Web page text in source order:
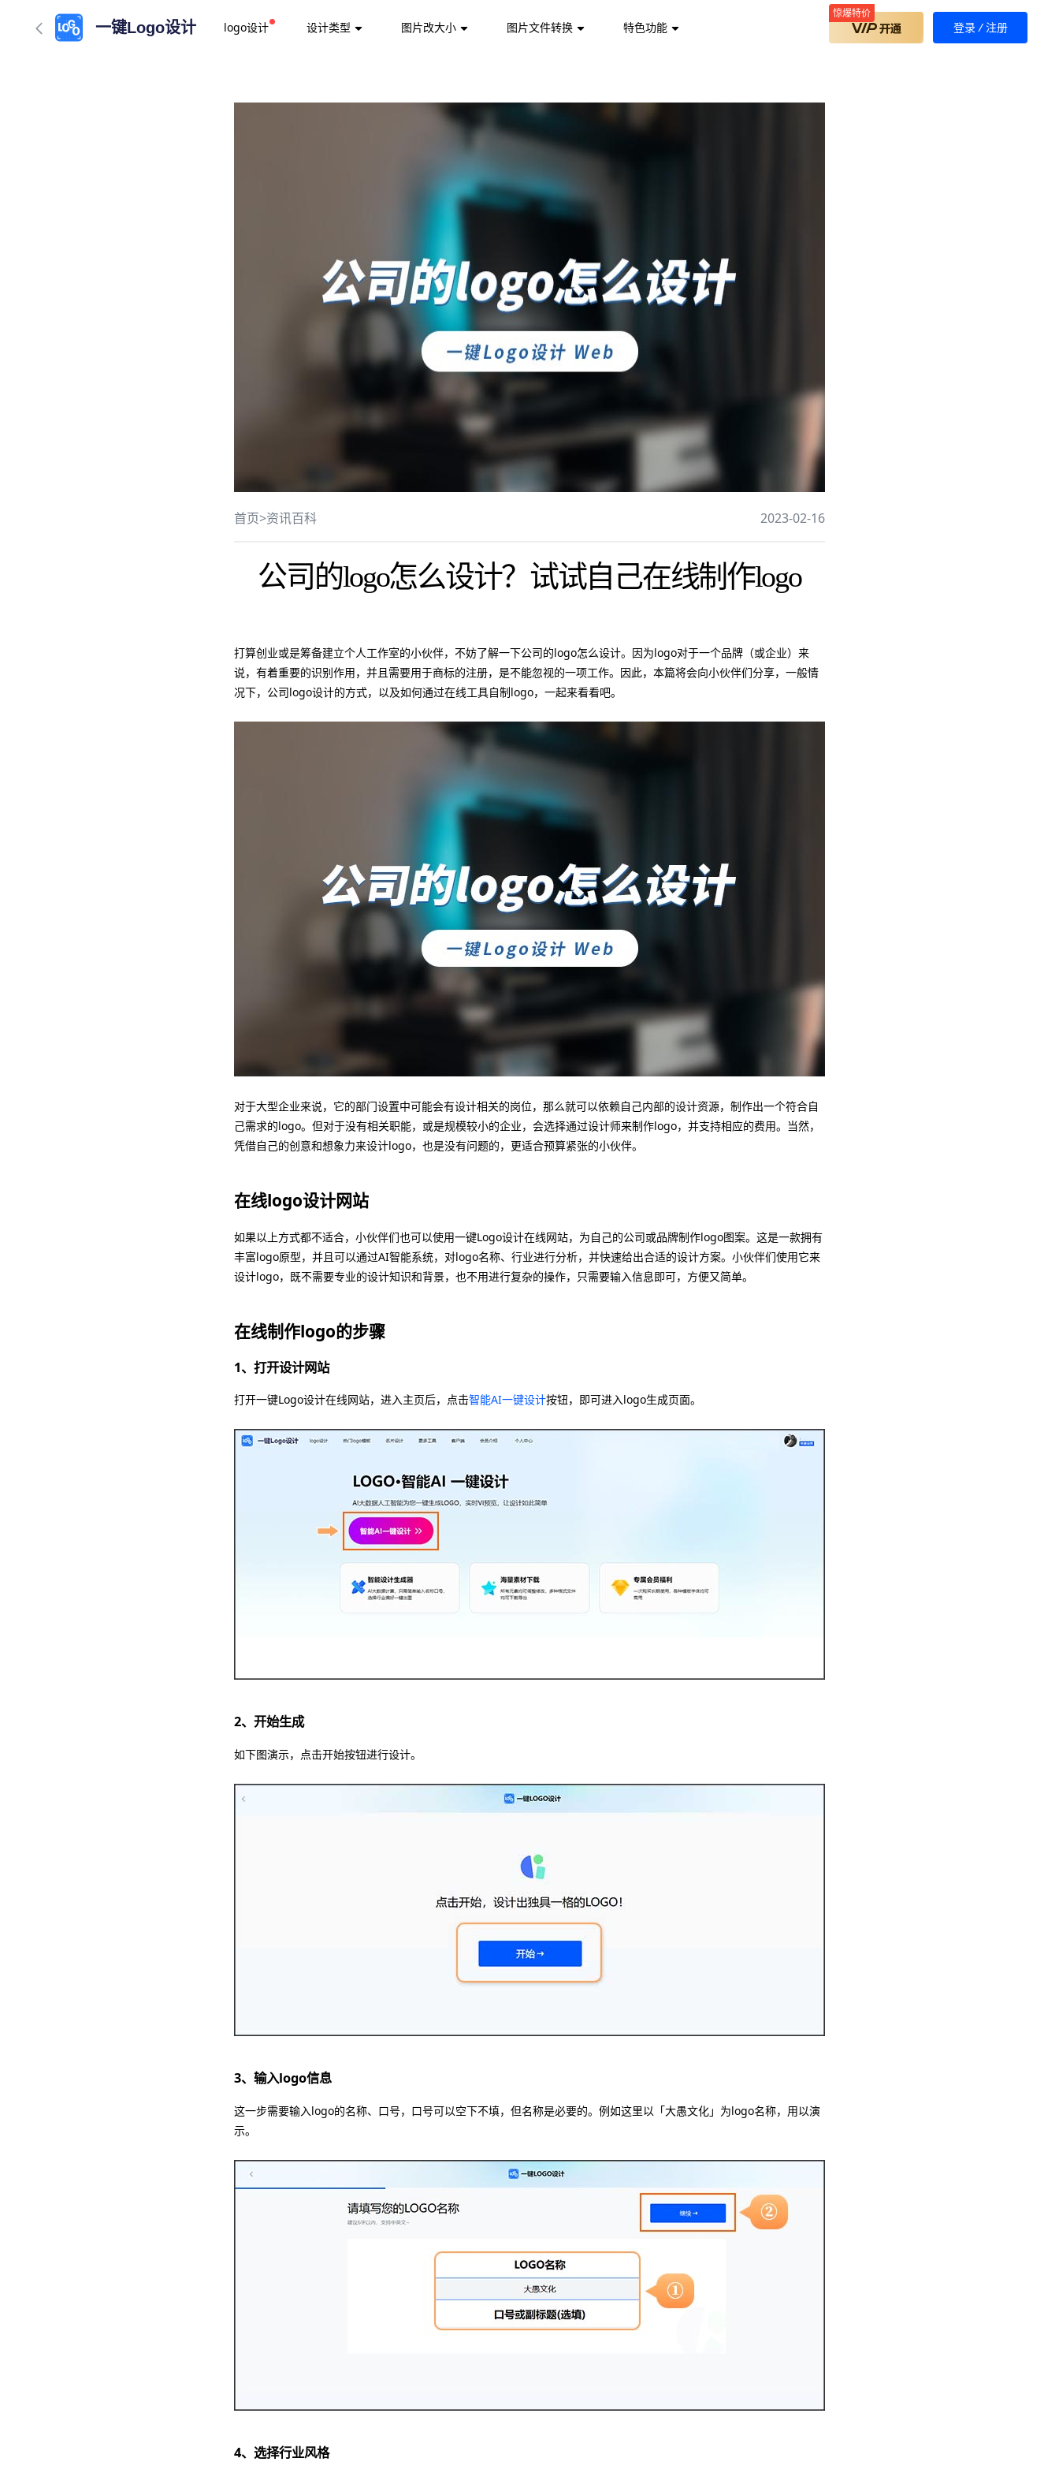
一键Logo设计 logo设计 设计类型 图片改大小 图片文件转换 特色功能
惊爆特价
登录 / 注册
首页>资讯百科 2023-02-16
公司的logo怎么设计？试试自己在线制作logo
打算创业或是筹备建立个人工作室的小伙伴，不妨了解一下公司的logo怎么设计。因为logo对于一个品牌（或企业）来
说，有着重要的识别作用，并且需要用于商标的注册，是不能忽视的一项工作。因此，本篇将会向小伙伴们分享，一般情
况下，公司logo设计的方式，以及如何通过在线工具自制logo，一起来看看吧。
对于大型企业来说，它的部门设置中可能会有设计相关的岗位，那么就可以依赖自己内部的设计资源，制作出一个符合自
己需求的logo。但对于没有相关职能，或是规模较小的企业，会选择通过设计师来制作logo，并支持相应的费用。当然，
凭借自己的创意和想象力来设计logo，也是没有问题的，更适合预算紧张的小伙伴。
在线logo设计网站
如果以上方式都不适合，小伙伴们也可以使用一键Logo设计在线网站，为自己的公司或品牌制作logo图案。这是一款拥有
丰富logo原型，并且可以通过AI智能系统，对logo名称、行业进行分析，并快速给出合适的设计方案。小伙伴们使用它来
设计logo，既不需要专业的设计知识和背景，也不用进行复杂的操作，只需要输入信息即可，方便又简单。
在线制作logo的步骤
1、打开设计网站
打开一键Logo设计在线网站，进入主页后，点击智能AI一键设计按钮，即可进入logo生成页面。
2、开始生成
如下图演示，点击开始按钮进行设计。
3、输入logo信息
这一步需要输入logo的名称、口号，口号可以空下不填，但名称是必要的。例如这里以「大愚文化」为logo名称，用以演
示。
4、选择行业风格